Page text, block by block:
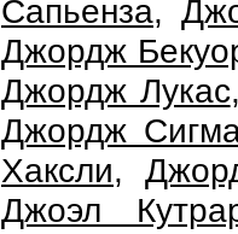
Сапьенза,
Джордж
Джордж Лукас
Джордж
Хаксли,
Джоэл